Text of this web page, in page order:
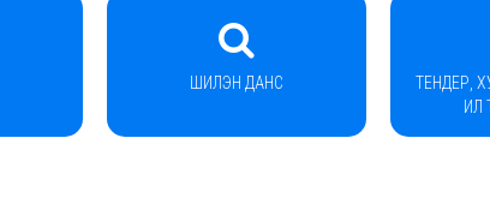
ШИЛЭН ДАНС
ТЕНДЕР,
ИЛ